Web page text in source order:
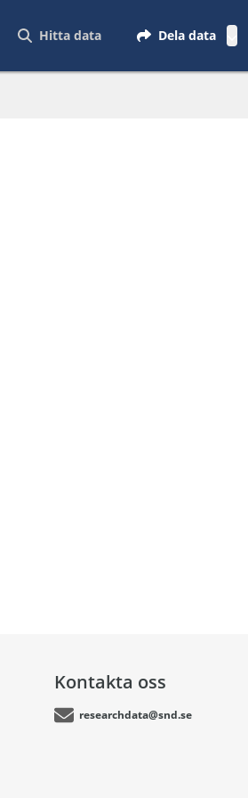
Hitta data Dela data
Kontakta oss
researchdata@snd.se